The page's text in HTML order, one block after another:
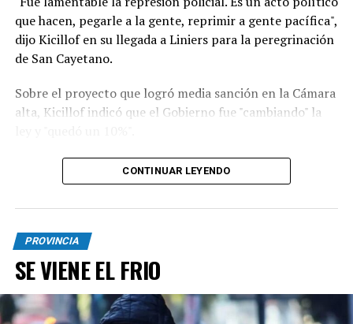
que hacen, pegarle a la gente, reprimir a gente pacífica",
dijo Kicillof en su llegada a Liniers para la peregrinación
de San Cayetano.
Sobre el proyecto que logró media sanción en la Cámara
alta, Kicillof indicó que el Gobierno fue "cambiando" la
"Es un Gobierno que no escucha y quiere anotarse
triunfos. Hay que defender la soberanía, no pueden
"No venimos a tener ningún protagonismo, es un día de
fe, la idea no es partidizar, vengo a acompañar a un
pueblo que está sufriendo”.
CONTINUAR LEYENDO
PROVINCIA
SE VIENE EL FRIO